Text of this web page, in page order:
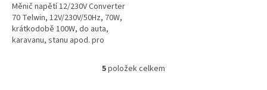
Měnič napětí 12/230V Converter
70 Telwin, 12V/230V/50Hz, 70W,
krátkodobě 100W, do auta,
karavanu, stanu apod. pro
O
5položek celkem